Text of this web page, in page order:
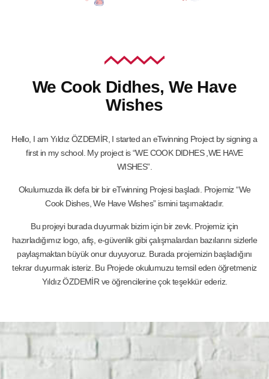
We Cook Didhes, We Have
Wishes
Hello, I am Yıldız ÖZDEMİR, I started an eTwinning Project by signing a
first in my school. My project is “WE COOK DIDHES ,WE HAVE
WISHES”.
Okulumuzda ilk defa bir bir eTwinning Projesi başladı. Projemiz “We
Cook Dishes, We Have Wishes” ismini taşımaktadır.
Bu projeyi burada duyurmak bizim için bir zevk. Projemiz için
hazırladığımız logo, afiş, e-güvenlik gibi çalışmalardan bazılarını sizlerle
paylaşmaktan büyük onur duyuyoruz. Burada projemizin başladığını
tekrar duyurmak isteriz. Bu Projede okulumuzu temsil eden öğretmeniz
Yıldız ÖZDEMİR ve öğrencilerine çok teşekkür ederiz.